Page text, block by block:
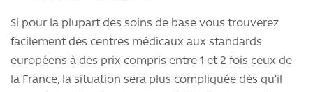
Si pour la plupart des soins de base vous trouverez
facilement des centres médicaux aux standards
européens à des prix compris entre 1 et 2 fois ceux de
la France, la situation sera plus compliquée dès qu’il